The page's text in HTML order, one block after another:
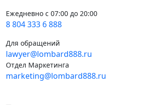
Ежедневно с 07:00 до 20:00
8 804 333 6 888
Для обращений
lawyer@lombard888.ru
Отдел Маркетинга
marketing@lombard888.ru